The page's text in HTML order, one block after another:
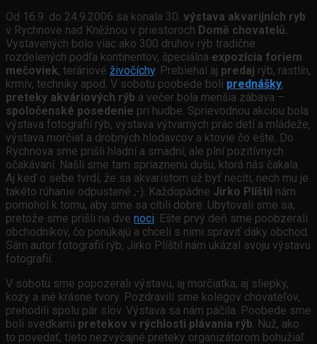
Od 16.9. do 24.9.2006 sa konala 30. výstava akvarijních ryb
v Rychnove nad Kněžnou v priestoroch Domě chovatelů.
Vystavených bolo viac ako 300 druhov rýb tradične
rozdelených podľa kontinentov, špeciálna expozícia foriem
mečoviek, teráriové živočíchy. Prebiehal aj predaj rýb, rastlín,
krmív, techniky apod. V sobotu poobede boli prednášky,
preteky akváriových rýb a večer bola menšia zábava –
spoločenské posedenie pri hudbe. Sprievodnou akciou bola
výstava fotografií rýb, výstava výtvarných prác detí a mládeže,
výstava morčiat a drobných hlodavcov a ktovie čo ešte. Do
Rychnova sme prišli hladní a smädní, ale plní pozitívnych
očakávaní. Našli sme tam spriaznenú dušu, ktorá nás čakala.
Aj keď o sebe tvrdí, že sa akvaristom už byť necíti, nech mu je
takéto rúhanie odpustené ;-). Každopádne Jirko Plíštil nám
pomohol k tomu, aby sme sa cítili dobre. Ubytovali sme sa,
pretože sme prišli na dve noci. Ešte prvý deň sme poobzerali
obchodníkov, čo ponúkajú a chceli s nimi spraviť dáky obchod.
Sám autor fotografií rýb, Jirko Plíštil nám ukázal svoju výstavu
fotografií.
V sobotu sme popozerali výstavu, aj morčiatka, aj sliepky,
kozy a iné krásne tvory. Pozdravili sme kolegov chovateľov,
prehodili spolu pár slov. Výstava sa nám páčila. Poobede sme
boli svedkami pretekov v rýchlosti plávania rýb. Nuž, ako
to povedať, tieto nezvyčajné preteky organizátorom bohužiaľ